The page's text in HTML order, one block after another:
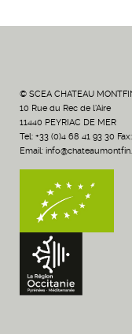
© SCEA CHATEAU
10 Rue du Rec de l'Aire
11440 PEYRIAC DE MER
Tel: +33 (0)4 68 41 93 30
Email: